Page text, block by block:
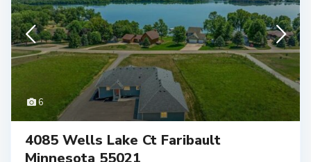
6
4085 Wells Lake Ct Faribault